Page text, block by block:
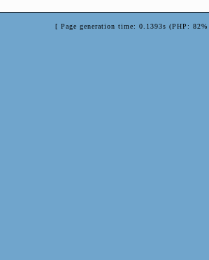
[ Page generation time: 0.1393s (PHP: